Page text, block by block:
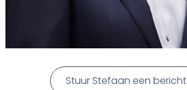
Stuur Stefaan een bericht